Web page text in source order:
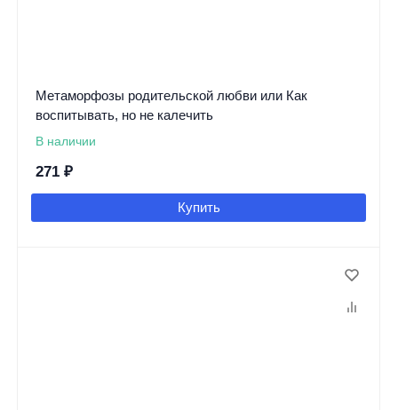
Метаморфозы родительской любви или Как
воспитывать, но не калечить
В наличии
271 ₽
Купить